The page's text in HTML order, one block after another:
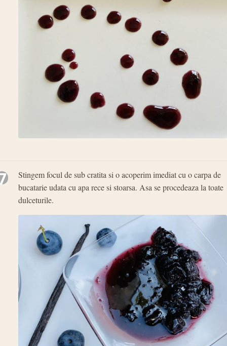
Stingem focul de sub cratita si o acoperim imediat cu o carpa de
bucatarie udata cu apa rece si stoarsa. Asa se procedeaza la toate
dulceturile.